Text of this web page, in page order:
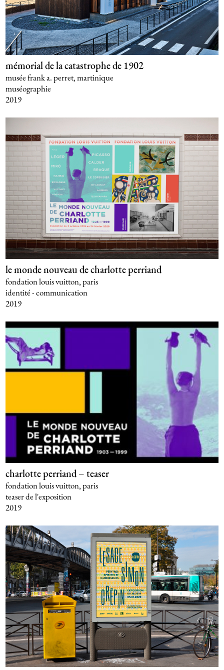
mémorial de la catastrophe de 1902
musée frank a. perret, martinique
muséographie
2019
le monde nouveau de charlotte perriand
fondation louis vuitton, paris
identité - communication
2019
charlotte perriand – teaser
fondation louis vuitton, paris
teaser de l'exposition
2019